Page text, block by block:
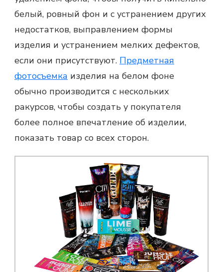
белый, ровный фон и с устранением других
недостатков, выправлением формы
изделия и устранением мелких дефектов,
если они присутствуют. Предметная
фотосъемка изделия на белом фоне
обычно производится с нескольких
ракурсов, чтобы создать у покупателя
более полное впечатление об изделии,
показать товар со всех сторон.